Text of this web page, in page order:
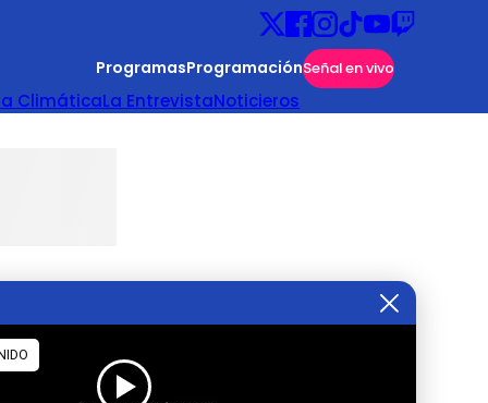
ProgramasProgramaciónSeñal en vivo
ClimáticaLa EntrevistaNoticieros